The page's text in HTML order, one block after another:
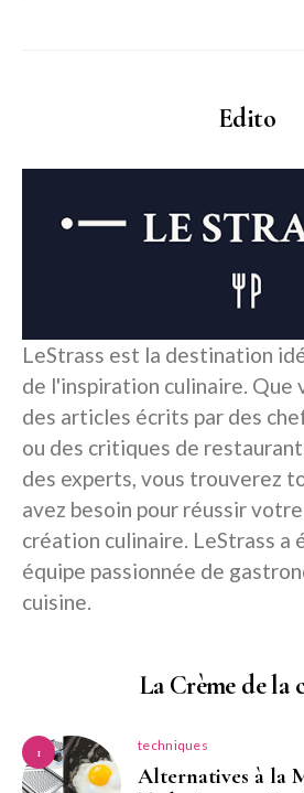
Edito
LeStrass est la destination
de l'inspiration culinaire. Que
des articles écrits par des
ou des critiques de
des experts, vous trouverez
avez besoin pour réussir
création culinaire. LeStrass a
équipe passionnée de
cuisine.
La Crème de la
1 techniques
Alternatives à la